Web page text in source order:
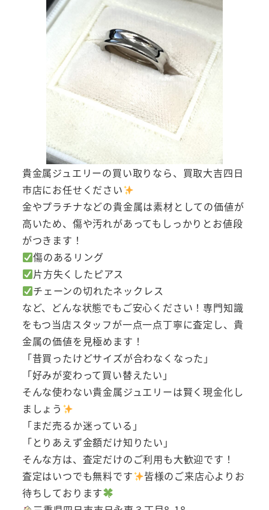
貴金属ジュエリーの買い取りなら、買取大吉四日
市店にお任せください
金やプラチナなどの貴金属は素材としての価値が
高いため、傷や汚れがあってもしっかりとお値段
がつきます！
傷のあるリング
片方失くしたピアス
チェーンの切れたネックレス
など、どんな状態でもご安心ください！専門知識
をもつ当店スタッフが一点一点丁寧に査定し、貴
金属の価値を見極めます！
「昔買ったけどサイズが合わなくなった」
「好みが変わって買い替えたい」
そんな使わない貴金属ジュエリーは賢く現金化し
ましょう
「まだ売るか迷っている」
「とりあえず金額だけ知りたい」
そんな方は、査定だけのご利用も大歓迎です！
査定はいつでも無料です
皆様のご来店心よりお
待ちしております